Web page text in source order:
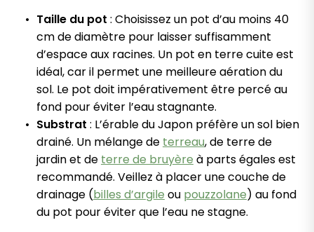
Taille du pot : Choisissez un pot d’au moins 40
cm de diamètre pour laisser suffisamment
d’espace aux racines. Un pot en terre cuite est
idéal, car il permet une meilleure aération du
sol. Le pot doit impérativement être percé au
fond pour éviter l’eau stagnante.
Substrat : L’érable du Japon préfère un sol bien
drainé. Un mélange de terreau, de terre de
jardin et de terre de bruyère à parts égales est
recommandé. Veillez à placer une couche de
drainage (billes d’argile ou pouzzolane) au fond
du pot pour éviter que l’eau ne stagne.